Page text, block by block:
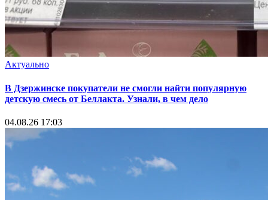
Актуально
В Дзержинске покупатели не смогли найти популярную
детскую смесь от Беллакта. Узнали, в чем дело
04.08.26 17:03